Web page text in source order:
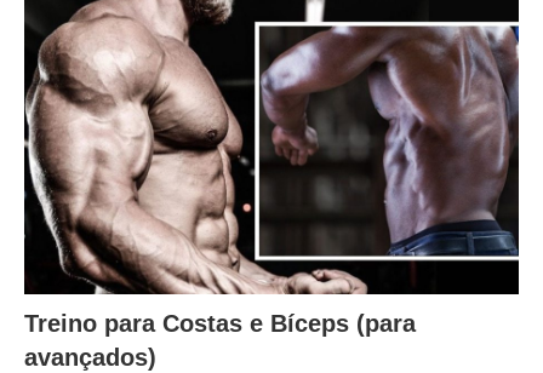
Treino para Costas e Bíceps (para
avançados)